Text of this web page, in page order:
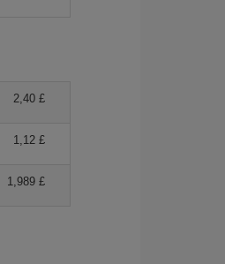
2,40 £
1,12 £
1,989 £